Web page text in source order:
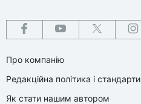
Про компанію
Редакційна політика і стандарти
Як стати нашим автором